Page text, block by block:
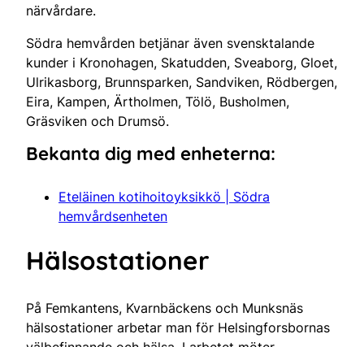
närvårdare.
Södra hemvården betjänar även svensktalande
kunder i Kronohagen, Skatudden, Sveaborg, Gloet,
Ulrikasborg, Brunnsparken, Sandviken, Rödbergen,
Eira, Kampen, Ärtholmen, Tölö, Busholmen,
Gräsviken och Drumsö.
Bekanta dig med enheterna:
Eteläinen kotihoitoyksikkö | Södra
hemvårdsenheten
Hälsostationer
På Femkantens, Kvarnbäckens och Munksnäs
hälsostationer arbetar man för Helsingforsbornas